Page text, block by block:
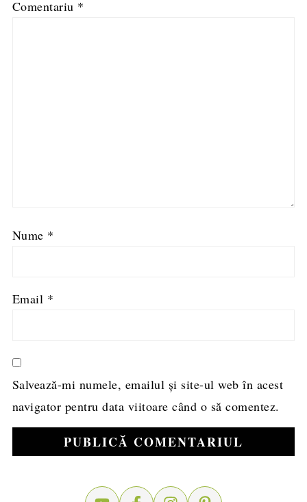
Comentariu *
Nume *
Email *
Salvează-mi numele, emailul și site-ul web în acest
navigator pentru data viitoare când o să comentez.